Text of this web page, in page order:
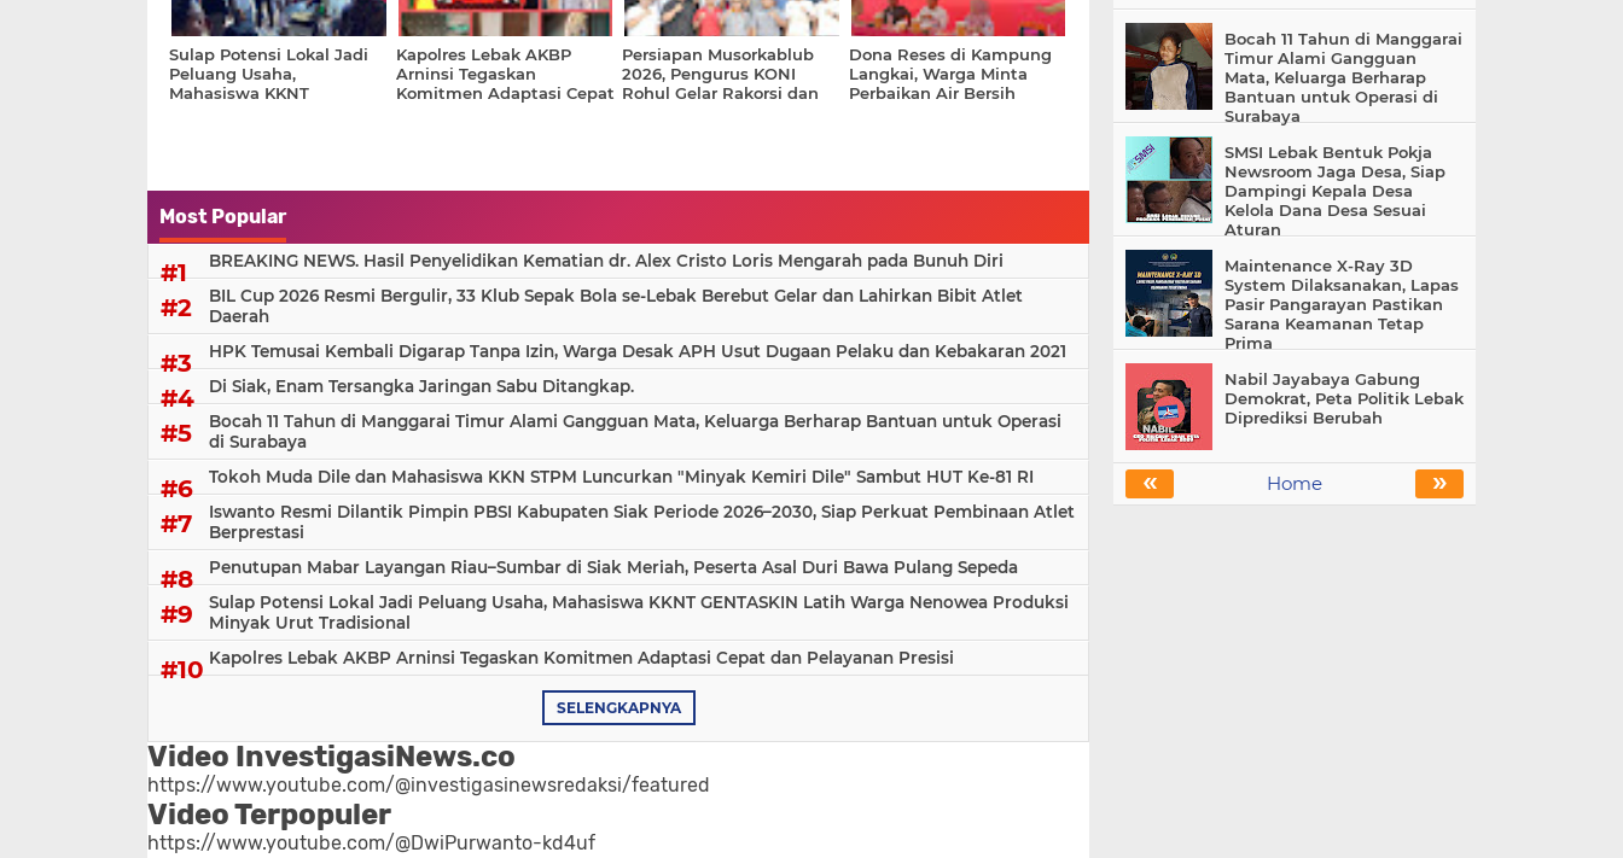
Sulap Potensi Lokal Jadi
Peluang Usaha,
Mahasiswa KKNT
Kapolres Lebak AKBP
Arninsi Tegaskan
Komitmen Adaptasi Cepat
Persiapan Musorkablub
2026, Pengurus KONI
Rohul Gelar Rakorsi dan
Dona Reses di Kampung
Langkai, Warga Minta
Perbaikan Air Bersih
Most Popular
BREAKING NEWS. Hasil Penyelidikan Kematian dr. Alex Cristo Loris Mengarah pada Bunuh Diri
BIL Cup 2026 Resmi Bergulir, 33 Klub Sepak Bola se-Lebak Berebut Gelar dan Lahirkan Bibit Atlet
Daerah
HPK Temusai Kembali Digarap Tanpa Izin, Warga Desak APH Usut Dugaan Pelaku dan Kebakaran 2021
Di Siak, Enam Tersangka Jaringan Sabu Ditangkap.
Bocah 11 Tahun di Manggarai Timur Alami Gangguan Mata, Keluarga Berharap Bantuan untuk Operasi
di Surabaya
Tokoh Muda Dile dan Mahasiswa KKN STPM Luncurkan "Minyak Kemiri Dile" Sambut HUT Ke-81 RI
Iswanto Resmi Dilantik Pimpin PBSI Kabupaten Siak Periode 2026–2030, Siap Perkuat Pembinaan Atlet
Berprestasi
Penutupan Mabar Layangan Riau–Sumbar di Siak Meriah, Peserta Asal Duri Bawa Pulang Sepeda
Sulap Potensi Lokal Jadi Peluang Usaha, Mahasiswa KKNT GENTASKIN Latih Warga Nenowea Produksi
Minyak Urut Tradisional
Kapolres Lebak AKBP Arninsi Tegaskan Komitmen Adaptasi Cepat dan Pelayanan Presisi
SELENGKAPNYA
Video InvestigasiNews.co
https://www.youtube.com/@investigasinewsredaksi/featured
Video Terpopuler
https://www.youtube.com/@DwiPurwanto-kd4uf
Bocah 11 Tahun di Manggarai
Timur Alami Gangguan
Mata, Keluarga Berharap
Bantuan untuk Operasi di
Surabaya
SMSI Lebak Bentuk Pokja
Newsroom Jaga Desa, Siap
Dampingi Kepala Desa
Kelola Dana Desa Sesuai
Aturan
Maintenance X-Ray 3D
System Dilaksanakan, Lapas
Pasir Pangarayan Pastikan
Sarana Keamanan Tetap
Prima
Nabil Jayabaya Gabung
Demokrat, Peta Politik Lebak
Diprediksi Berubah
« »
Home